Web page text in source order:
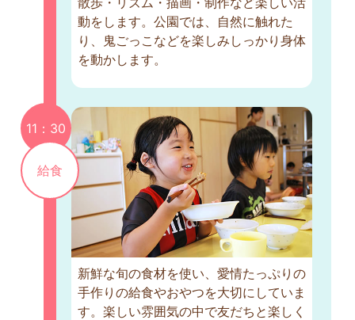
動をします。公園では、自然に触れた
り、鬼ごっこなどを楽しみしっかり身体
を動かします。
11：30
給食
新鮮な旬の食材を使い、愛情たっぷりの
手作りの給食やおやつを大切にしていま
す。楽しい雰囲気の中で友だちと楽しく